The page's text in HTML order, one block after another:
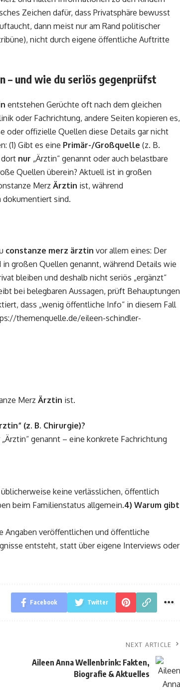
Zeichen dafür, dass Privatsphäre bewusst
dann meist nur am Rand politischer
nicht durch eigene öffentliche Auftritte
– und wie du seriös gegenprüfst
entstehen Gerüchte oft nach dem gleichen
oder Fachrichtung, andere Seiten kopieren es,
oder offizielle Quellen diese Details gar nicht
(1) Gibt es eine Primär-/Großquelle (z. B.
dort nur „Ärztin“ genannt oder auch belastbare
Quellen überein? Aktuell ist in großen
Merz Ärztin ist, während
sind.
constanze merz ärztin vor allem eines: Der
in großen Quellen genannt, während Details wie
bleiben und deshalb nicht seriös „ergänzt“
bei belegbaren Aussagen, prüft Behauptungen
dass „wenig öffentliche Info“ in diesem Fall
themenquelle.de/eileen-schindler-
Merz Ärztin ist.
(z. B. Chirurgie)?
genannt – eine konkrete Fachrichtung
keine verlässlichen, öffentlich
beim Familienstatus allgemein.4) Warum gibt
Angaben veröffentlichen und öffentliche
entsteht, statt über eigene Interviews oder
Facebook Twitter
NEXT ARTICLE
Aileen Anna Wellenbrink: Fakten,
Biografie & Aktuelles